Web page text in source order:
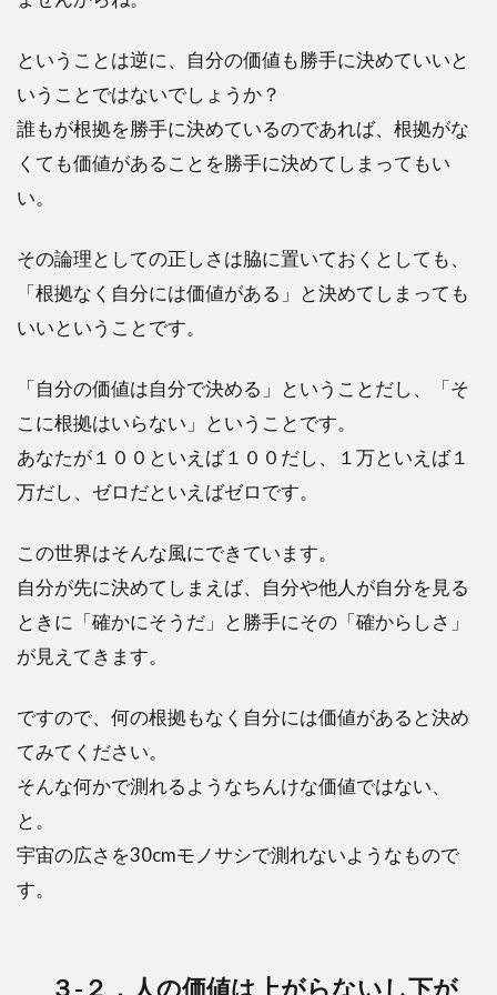
ということは逆に、自分の価値も勝手に決めていいと
いうことではないでしょうか？
誰もが根拠を勝手に決めているのであれば、根拠がな
くても価値があることを勝手に決めてしまってもい
い。
その論理としての正しさは脇に置いておくとしても、
「根拠なく自分には価値がある」と決めてしまっても
いいということです。
「自分の価値は自分で決める」ということだし、「そ
こに根拠はいらない」ということです。
あなたが１００といえば１００だし、１万といえば１
万だし、ゼロだといえばゼロです。
この世界はそんな風にできています。
自分が先に決めてしまえば、自分や他人が自分を見る
ときに「確かにそうだ」と勝手にその「確からしさ」
が見えてきます。
ですので、何の根拠もなく自分には価値があると決め
てみてください。
そんな何かで測れるようなちんけな価値ではない、
と。
宇宙の広さを30cmモノサシで測れないようなもので
す。
３-２．人の価値は上がらないし下が